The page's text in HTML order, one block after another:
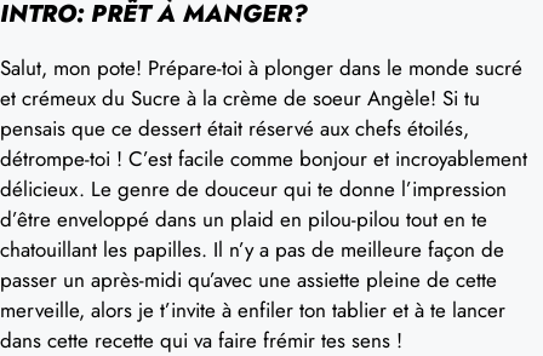
INTRO: PRÊT À MANGER?
Salut, mon pote! Prépare-toi à plonger dans le monde sucré
et crémeux du Sucre à la crème de soeur Angèle! Si tu
pensais que ce dessert était réservé aux chefs étoilés,
détrompe-toi ! C’est facile comme bonjour et incroyablement
délicieux. Le genre de douceur qui te donne l’impression
d’être enveloppé dans un plaid en pilou-pilou tout en te
chatouillant les papilles. Il n’y a pas de meilleure façon de
passer un après-midi qu’avec une assiette pleine de cette
merveille, alors je t’invite à enfiler ton tablier et à te lancer
dans cette recette qui va faire frémir tes sens !